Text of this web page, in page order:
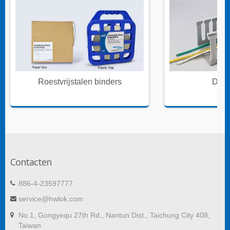
Roestvrijstalen binders
Contacten
886-4-23597777
service@hwlok.com
No.1, Gongyequ 27th Rd., Nantun Dist., Taichung City 408,
Taiwan